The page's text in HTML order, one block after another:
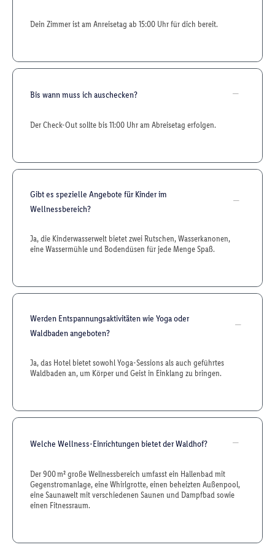
Dein Zimmer ist am Anreisetag ab 15:00 Uhr für dich bereit.
Bis wann muss ich auschecken?
Der Check-Out sollte bis 11:00 Uhr am Abreisetag erfolgen.
Gibt es spezielle Angebote für Kinder im
Wellnessbereich?
Ja, die Kinderwasserwelt bietet zwei Rutschen, Wasserkanonen,
eine Wassermühle und Bodendüsen für jede Menge Spaß.
Werden Entspannungsaktivitäten wie Yoga oder
Waldbaden angeboten?
Ja, das Hotel bietet sowohl Yoga-Sessions als auch geführtes
Waldbaden an, um Körper und Geist in Einklang zu bringen.
Welche Wellness-Einrichtungen bietet der Waldhof?
Der 900 m² große Wellnessbereich umfasst ein Hallenbad mit
Gegenstromanlage, eine Whirlgrotte, einen beheizten Außenpool,
eine Saunawelt mit verschiedenen Saunen und Dampfbad sowie
einen Fitnessraum.